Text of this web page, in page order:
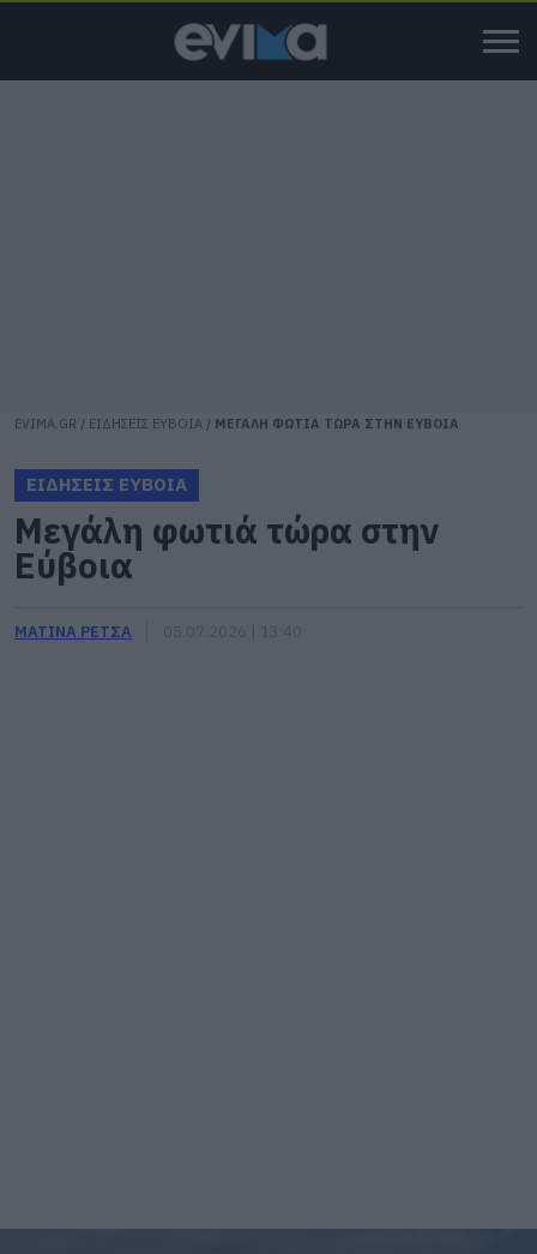
EVIMA.GR / ΕΙΔΗΣΕΙΣ ΕΥΒΟΙΑ / ΜΕΓΑΛΗ ΦΩΤΙΑ ΤΩΡΑ ΣΤΗΝ ΕΥΒΟΙΑ
ΕΙΔΗΣΕΙΣ ΕΥΒΟΙΑ
Μεγάλη φωτιά τώρα στην
Εύβοια
ΜΑΤΙΝΑ ΡΕΤΣΑ